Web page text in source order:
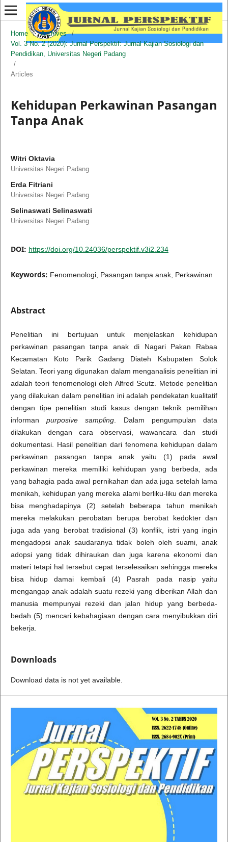
Home / Archives
/
Vol. 3 No. 2 (2020): Jurnal Perspektif: Jurnal Kajian Sosiologi dan
Pendidikan, Universitas Negeri Padang
/
Articles
Kehidupan Perkawinan Pasangan
Tanpa Anak
Witri Oktavia
Universitas Negeri Padang
Erda Fitriani
Universitas Negeri Padang
Selinaswati Selinaswati
Universitas Negeri Padang
DOI: https://doi.org/10.24036/perspektif.v3i2.234
Keywords: Fenomenologi, Pasangan tanpa anak, Perkawinan
Abstract
Penelitian ini bertujuan untuk menjelaskan kehidupan
perkawinan pasangan tanpa anak di Nagari Pakan Rabaa
Kecamatan Koto Parik Gadang Diateh Kabupaten Solok
Selatan. Teori yang digunakan dalam menganalisis penelitian ini
adalah teori fenomenologi oleh Alfred Scutz. Metode penelitian
yang dilakukan dalam penelitian ini adalah pendekatan kualitatif
dengan tipe penelitian studi kasus dengan teknik pemilihan
informanpurposive sampling . Dalam pengumpulan data
dilakukan dengan cara observasi, wawancara dan studi
dokumentasi. Hasil penelitian dari fenomena kehidupan dalam
perkawinan pasangan tanpa anak yaitu (1) pada awal
perkawinan mereka memiliki kehidupan yang berbeda, ada
yang bahagia pada awal pernikahan dan ada juga setelah lama
menikah, kehidupan yang mereka alami berliku-liku dan mereka
bisa menghadapinya (2) setelah beberapa tahun menikah
mereka melakukan perobatan berupa berobat kedokter dan
juga ada yang berobat tradisional (3) konflik, istri yang ingin
mengadopsi anak saudaranya tidak boleh oleh suami, anak
adopsi yang tidak dihiraukan dan juga karena ekonomi dan
materi tetapi hal tersebut cepat terselesaikan sehingga mereka
bisa hidup damai kembali (4) Pasrah pada nasip yaitu
mengangap anak adalah suatu rezeki yang diberikan Allah dan
manusia mempunyai rezeki dan jalan hidup yang berbeda-
bedah (5) mencari kebahagiaan dengan cara menyibukkan diri
bekerja.
Downloads
Download data is not yet available.